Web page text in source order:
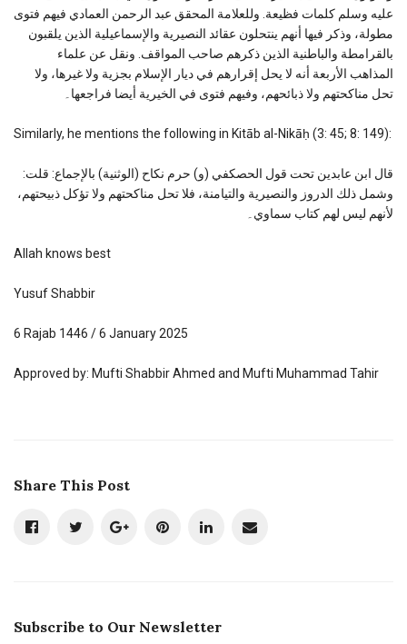
عليه وسلم كلمات فظيعة. وللعلامة المحقق عبد الرحمن العمادي فيهم فتوى
مطولة، وذكر فيها أنهم ينتحلون عقائد النصيرية والإسماعيلية الذين يلقبون
بالقرامطة والباطنية الذين ذكرهم صاحب المواقف. ونقل عن علماء
المذاهب الأربعة أنه لا يحل إقرارهم في ديار الإسلام بجزية ولا غيرها، ولا
تحل مناكحتهم ولا ذبائحهم، وفيهم فتوى في الخيرية أيضا فراجعها۔
Similarly, he mentions the following in Kitāb al-Nikāḥ (3: 45; 8: 149):
قال ابن عابدين تحت قول الحصكفي (و) حرم نكاح (الوثنية) بالإجماع: قلت:
وشمل ذلك الدروز والنصيرية والتيامنة، فلا تحل مناكحتهم ولا تؤكل ذبيحتهم،
لأنهم ليس لهم كتاب سماوي۔
Allah knows best
Yusuf Shabbir
6 Rajab 1446 / 6 January 2025
Approved by: Mufti Shabbir Ahmed and Mufti Muhammad Tahir
Share This Post
Subscribe to Our Newsletter